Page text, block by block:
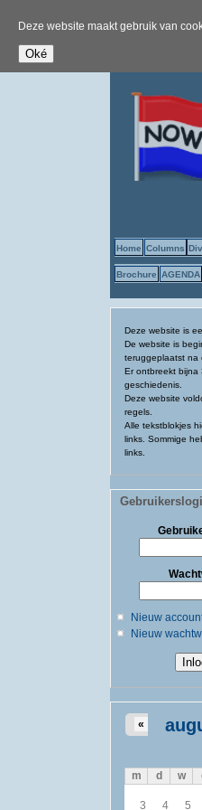
Deze website maakt gebruik van
Home Columns
Brochure AGENDA
Deze website is
De website is
teruggeplaatst na
Er ontbreekt bijna
geschiedenis.
Deze website
regels.
Alle tekstblokjes
links. Sommige
links.
Nieuw
Nieuw
«
m d w
3
4 5